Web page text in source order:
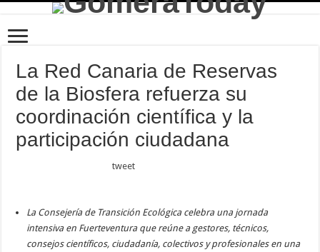
La Red Canaria de Reservas
de la Biosfera refuerza su
coordinación científica y la
participación ciudadana
tweet
La Consejería de Transición Ecológica celebra una jornada
intensiva en Fuerteventura que reúne a gestores, técnicos,
consejos científicos, ciudadanía, colectivos y profesionales en una